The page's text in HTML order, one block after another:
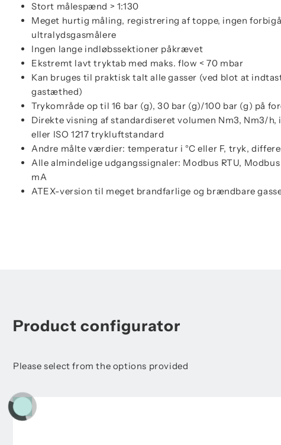
Stort målespænd > 1:130
Meget hurtig måling, registrering af toppe, ingen
ultralydsgasmålere
Ingen lange indløbssektioner påkrævet
Ekstremt lavt tryktab med maks. flow < 70 mbar
Kan bruges til praktisk talt alle gasser (ved blot at
gastæthed)
Trykområde op til 16 bar (g), 30 bar (g)/100 bar (g) på
Direkte visning af standardiseret volumen Nm3, Nm3/h,
eller ISO 1217 trykluftstandard
Andre målte værdier: temperatur i °C eller F, tryk,
Alle almindelige udgangssignaler: Modbus RTU, Modbus
mA
ATEX-version til meget brandfarlige og brændbare
Product configurator
Please select from the options provided